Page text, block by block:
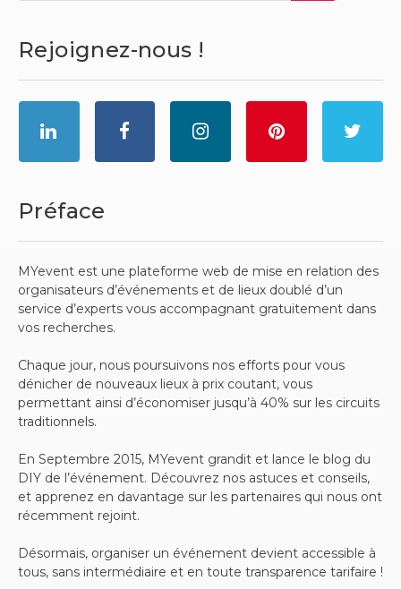
Rejoignez-nous !
Préface
MYevent est une plateforme web de mise en relation des
organisateurs d’événements et de lieux doublé d’un
service d’experts vous accompagnant gratuitement dans
vos recherches.
Chaque jour, nous poursuivons nos efforts pour vous
dénicher de nouveaux lieux à prix coutant, vous
permettant ainsi d’économiser jusqu’à 40% sur les circuits
traditionnels.
En Septembre 2015, MYevent grandit et lance le blog du
DIY de l’événement. Découvrez nos astuces et conseils,
et apprenez en davantage sur les partenaires qui nous ont
récemment rejoint.
Désormais, organiser un événement devient accessible à
tous, sans intermédiaire et en toute transparence tarifaire !